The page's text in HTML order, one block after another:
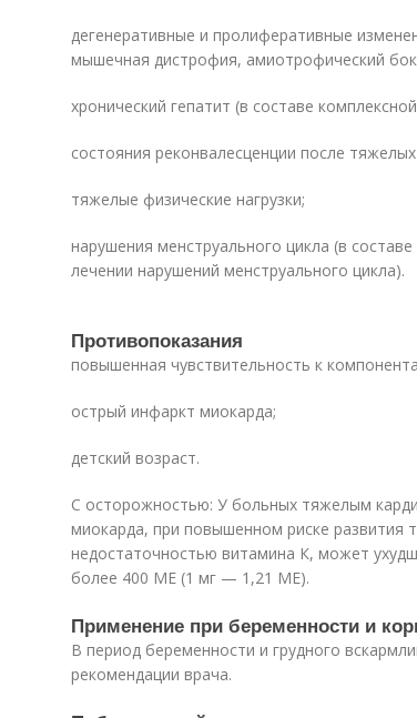
дегенеративные и пролиферативные
мышечная дистрофия, амиотрофический
хронический гепатит (в составе
состояния реконвалесценции после
тяжелые физические нагрузки;
нарушения менструального цикла (в
лечении нарушений менструального цикла).
Противопоказания
повышенная чувствительность к
острый инфаркт миокарда;
детский возраст.
С осторожностью: У больных тяжелым
миокарда, при повышенном риске развития
недостаточностью витамина К, может
более 400 ME (1 мг — 1,21 ME).
Применение при беременности и
В период беременности и грудного
рекомендации врача.